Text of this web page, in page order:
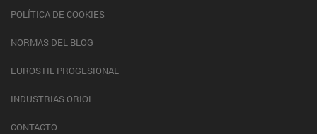
POLÍTICA DE COOKIES
NORMAS DEL BLOG
EUROSTIL PROGESIONAL
INDUSTRIAS ORIOL
CONTACTO